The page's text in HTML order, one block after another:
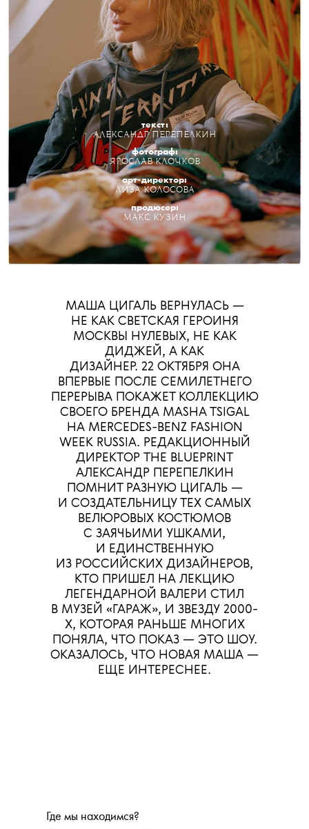
текст:
АЛЕКСАНДР ПЕРЕПЕЛКИН
фотограф:
ЯРОСЛАВ КЛОЧКОВ
арт-директор:
ЛИЗА КОЛОСОВА
продюсер:
МАКС КУЗИН
МАША ЦИГАЛЬ ВЕРНУЛАСЬ —
НЕ КАК СВЕТСКАЯ ГЕРОИНЯ
МОСКВЫ НУЛЕВЫХ, НЕ КАК
ДИДЖЕЙ, А КАК
ДИЗАЙНЕР. 22 ОКТЯБРЯ ОНА
ВПЕРВЫЕ ПОСЛЕ СЕМИЛЕТНЕГО
ПЕРЕРЫВА ПОКАЖЕТ КОЛЛЕКЦИЮ
СВОЕГО БРЕНДА MASHA TSIGAL
НА MERCEDES-BENZ FASHION
WEEK RUSSIA. РЕДАКЦИОННЫЙ
ДИРЕКТОР THE BLUEPRINT
АЛЕКСАНДР ПЕРЕПЕЛКИН
ПОМНИТ РАЗНУЮ ЦИГАЛЬ —
И СОЗДАТЕЛЬНИЦУ ТЕХ САМЫХ
ВЕЛЮРОВЫХ КОСТЮМОВ
С ЗАЯЧЬИМИ УШКАМИ,
И ЕДИНСТВЕННУЮ
ИЗ РОССИЙСКИХ ДИЗАЙНЕРОВ,
КТО ПРИШЕЛ НА ЛЕКЦИЮ
ЛЕГЕНДАРНОЙ ВАЛЕРИ СТИЛ
В МУЗЕЙ «ГАРАЖ», И ЗВЕЗДУ 2000-
Х, КОТОРАЯ РАНЬШЕ МНОГИХ
ПОНЯЛА, ЧТО ПОКАЗ — ЭТО ШОУ.
ОКАЗАЛОСЬ, ЧТО НОВАЯ МАША —
ЕЩЕ ИНТЕРЕСНЕЕ.
Где мы находимся?